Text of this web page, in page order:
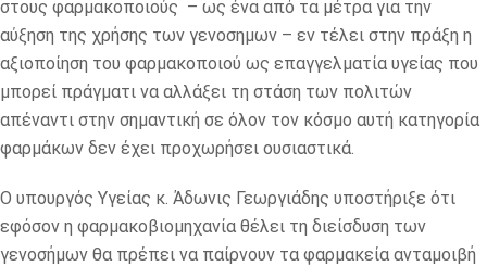
στους φαρμακοποιούς – ως ένα από τα μέτρα για την
αύξηση της χρήσης των γενοσημων – εν τέλει στην πράξη η
αξιοποίηση του φαρμακοποιού ως επαγγελματία υγείας που
μπορεί πράγματι να αλλάξει τη στάση των πολιτών
απέναντι στην σημαντική σε όλον τον κόσμο αυτή κατηγορία
φαρμάκων δεν έχει προχωρήσει ουσιαστικά.
Ο υπουργός Υγείας κ. Άδωνις Γεωργιάδης υποστήριξε ότι
εφόσον η φαρμακοβιομηχανία θέλει τη διείσδυση των
γενοσήμων θα πρέπει να παίρνουν τα φαρμακεία ανταμοιβή